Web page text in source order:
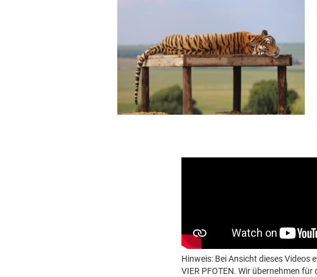
Hinweis: Bei Ansicht dieses Videos
VIER PFOTEN. Wir übernehmen